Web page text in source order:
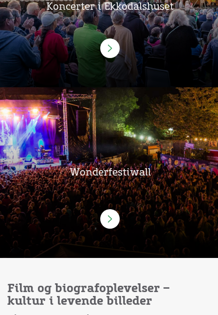
Koncerter i Ekkodalshuset
Wonderfestiwall
Film og biografoplevelser –
kultur i levende billeder